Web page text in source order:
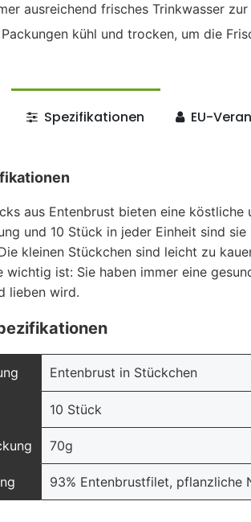
ausreichend frisches Trinkwasser
kühl und trocken, um die
Spezifikationen EU-
aus Entenbrust bieten eine
und 10 Stück in jeder Einheit sind
kleinen Stückchen sind leicht zu
wichtig ist: Sie haben immer eine
lieben wird.
Entenbrust in Stückchen
10 Stück
70g
93% Entenbrustfilet, pflanzliche